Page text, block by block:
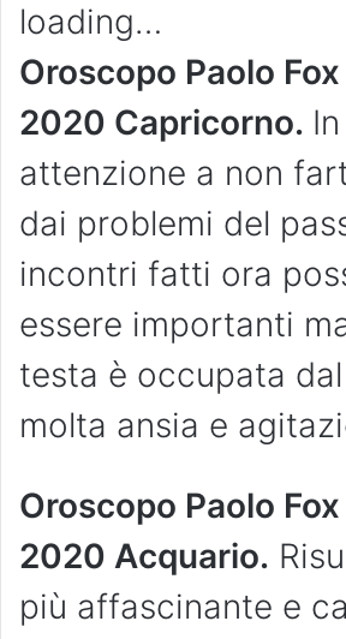
loading…
Oroscopo Paolo Fox
2020 Capricorno.
attenzione a non
dai problemi del
incontri fatti ora
essere importanti
testa è occupata dal
molta ansia e
Oroscopo Paolo
2020 Acquario.
più affascinante e